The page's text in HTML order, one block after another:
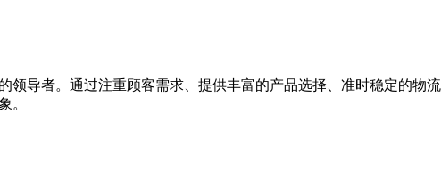
领导者。通过注重顾客需求、提供丰富的产品选择、准时稳定的物
。